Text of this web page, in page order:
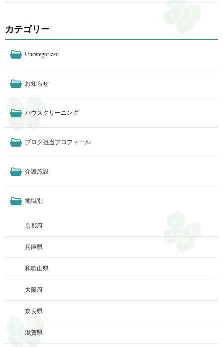
カテゴリー
Uncategorized
お知らせ
ハウスクリーニング
ブログ担当プロフィール
介護施設
地域別
京都府
兵庫県
和歌山県
大阪府
奈良県
滋賀県